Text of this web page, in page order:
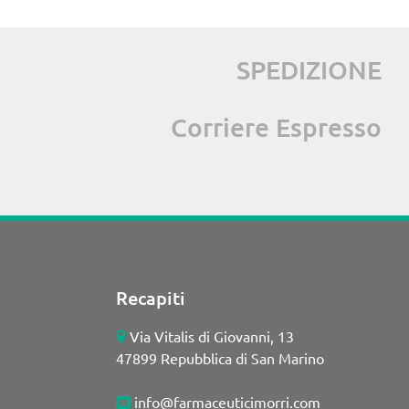
SPEDIZIONE
Corriere Espresso
Recapiti
Via Vitalis di Giovanni, 13
47899 Repubblica di San Marino
info@farmaceuticimorri.com